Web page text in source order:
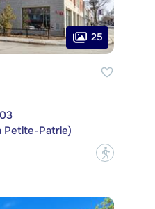
25
Petite-Patrie)
?